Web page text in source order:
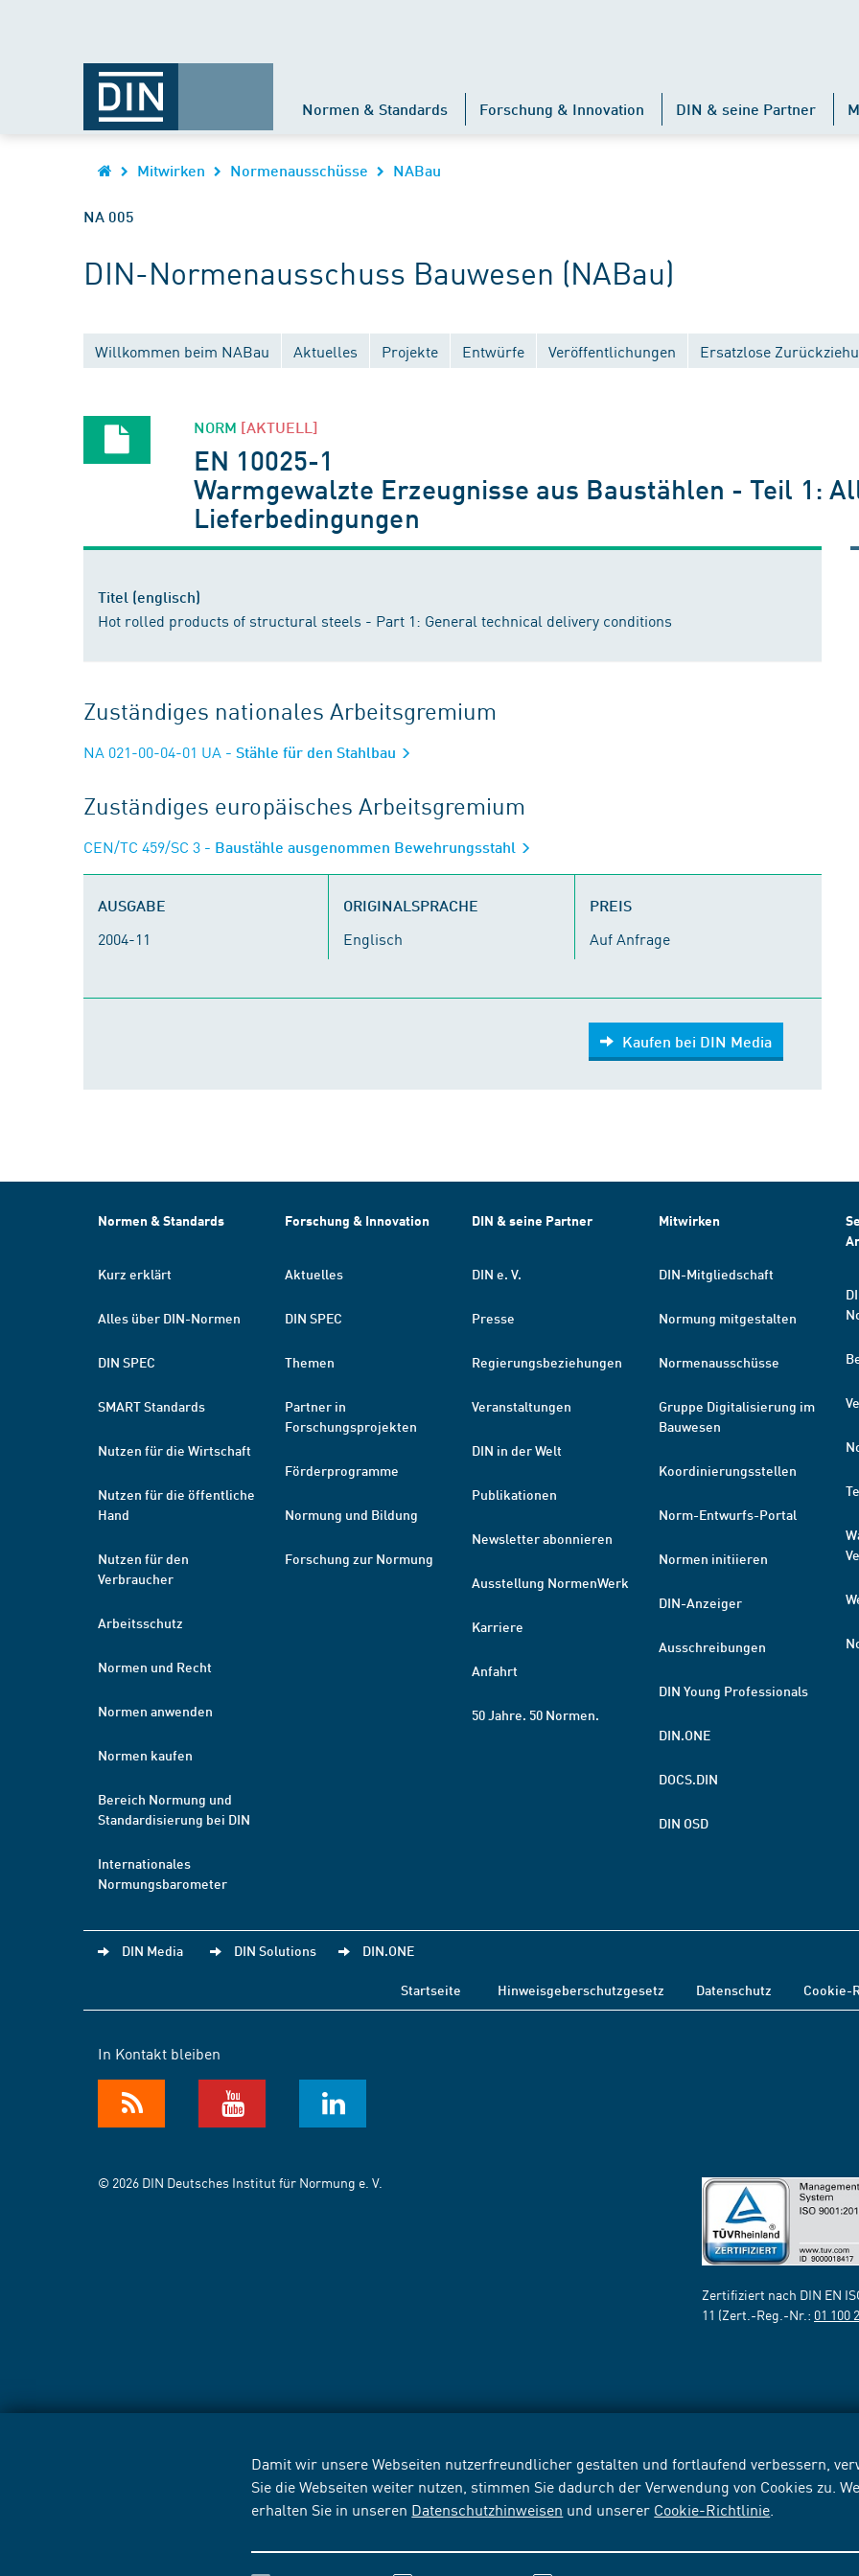
Damit wir unsere Webseiten nutzerfreundlicher gestalten und fortlaufend verbessern,
Sie die Webseiten weiter nutzen, stimmen Sie dadurch der Verwendung von Cookies zu.
erhalten Sie in unseren Datenschutzhinweisen und unserer Cookie-Richtlinie
Normen & Standards Forschung & Innovation DIN & seine Partner
Mitwirken Normenausschüsse NABau
NA 005
DIN-Normenausschuss Bauwesen (NABau)
Willkommen beim NABau Aktuelles Projekte Entwürfe Veröffentlichungen Ersatzlose
NORM [AKTUELL]
EN 10025-1
Warmgewalzte Erzeugnisse aus Baustählen - Teil 1:
Lieferbedingungen
Titel (englisch)
Hot rolled products of structural steels - Part 1: General technical delivery conditions
Zuständiges nationales Arbeitsgremium
NA 021-00-04-01 UA - Stähle für den Stahlbau
Zuständiges europäisches Arbeitsgremium
CEN/TC 459/SC 3 - Baustähle ausgenommen Bewehrungsstahl
AUSGABE
2004-11
ORIGINALSPRACHE
Englisch
PREIS
Auf Anfrage
Kaufen bei DIN Media
Normen & Standards
Kurz erklärt
Alles über DIN-Normen
DIN SPEC
SMART Standards
Nutzen für die Wirtschaft
Nutzen für die öffentliche
Hand
Nutzen für den
Verbraucher
Arbeitsschutz
Normen und Recht
Normen anwenden
Normen kaufen
Bereich Normung und
Standardisierung bei DIN
Internationales
Normungsbarometer
Forschung & Innovation
Aktuelles
DIN SPEC
Themen
Partner in
Forschungsprojekten
Förderprogramme
Normung und Bildung
Forschung zur Normung
DIN & seine Partner
DIN e. V.
Presse
Regierungsbeziehungen
Veranstaltungen
DIN in der Welt
Publikationen
Newsletter abonnieren
Ausstellung NormenWerk
Karriere
Anfahrt
50 Jahre. 50 Normen.
Mitwirken
DIN-Mitgliedschaft
Normung mitgestalten
Normenausschüsse
Gruppe Digitalisierung im
Bauwesen
Koordinierungsstellen
Norm-Entwurfs-Portal
Normen initiieren
DIN-Anzeiger
Ausschreibungen
DIN Young Professionals
DIN.ONE
DOCS.DIN
DIN OSD
DIN Media DIN Solutions DIN.ONE
Startseite Hinweisgeberschutzgesetz Datenschutz Cookie-
In Kontakt bleiben
© 2026 DIN Deutsches Institut für Normung e. V.
Zertifiziert nach DIN EN
11 (Zert.-Reg.-Nr.: 01 100